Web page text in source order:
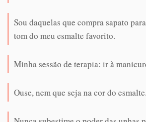
Sou daquelas que compra sapato
tom do meu esmalte favorito.
Minha sessão de terapia: ir à
Ouse, nem que seja na cor do esmalte.